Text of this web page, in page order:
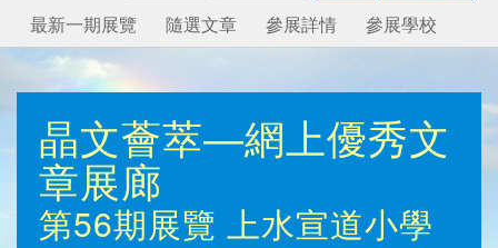
號
碼
最新一期展覽
隨選文章 參展詳情 參展學校
晶文薈萃—網上優秀文
章展廊
第56期展覽 上水宣道小學